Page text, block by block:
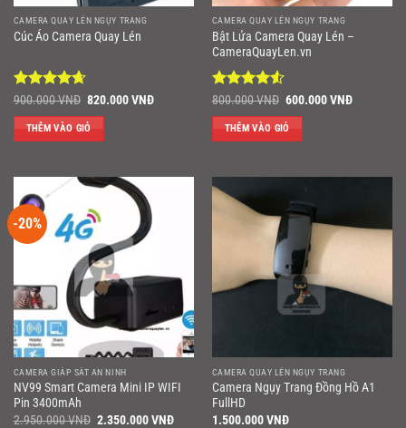
CAMERA QUAY LÉN NGỤY TRANG
Cúc Áo Camera Quay Lén
Được xếp
hạng4.67
5 sao
900.000VNĐ Giá
là:
900.000 VNĐ.
820.000VNĐGiá
820.000 VNĐ.
THÊM VÀO GIỎ
CAMERA QUAY LÉN NGỤY TRANG
Bật Lửa Camera Quay Lén –
CameraQuayLen.vn
Được xếp
hạng4.5
5 sao
800.000VNĐ Giá
là:
800.000 VNĐ.
600.000VNĐGiá
THÊM VÀO GIỎ
-20%
CAMERA GIÁP SÁT AN NINH
NV99 Smart Camera Mini IP WIFI
Pin 3400mAh
2.950.000VNĐ Giá
2.350.000VNĐGiá
CAMERA QUAY LÉN NGỤY TRANG
Camera Ngụy Trang Đồng Hồ A1
FullHD
1.500.000VNĐ